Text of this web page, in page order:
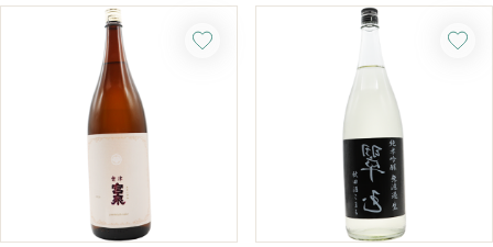
かで爽やかな仕上がり。ラベルも
夏仕様にリデザインされ、見た目
からも涼しさを感じる1本です。
お勧めの飲み方はソーダ割り。口
に含むと、やさしい甘さと麦の芳
醇な香りがふわりと広がり、後味
はスッキリ。冷やしトマトや枝
豆、ズッキーニのグリル、夏野菜
の浅漬け、レモンを効かせた焼き
さ、ジューシーさとドライを求め
た今の時期にピッタリの味わいに
仕上がっております。派手過ぎず
軽すぎない酒質が楽しめます。